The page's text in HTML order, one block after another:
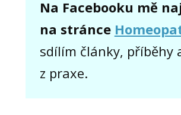
Na Facebooku mě
na stránce
sdílím články, příběhy
z praxe.